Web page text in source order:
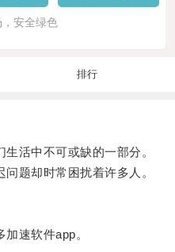
安全绿色
排行
活中不可或缺的一部分。
题却时常困扰着许多人。
速软件app。